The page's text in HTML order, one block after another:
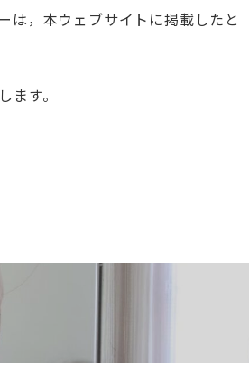
は，本ウェブサイトに掲載したと
す。